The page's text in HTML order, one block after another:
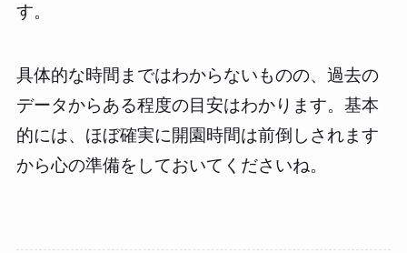
す。
具体的な時間まではわからないものの、過去の
データからある程度の目安はわかります。基本
的には、ほぼ確実に開園時間は前倒しされます
から心の準備をしておいてくださいね。